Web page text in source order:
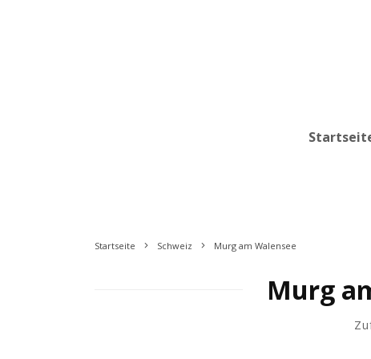
Startseite Schweiz Murg am Walensee
Murg